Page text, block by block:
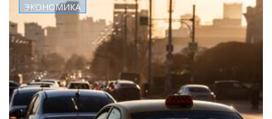
ЭКОНОМИКА